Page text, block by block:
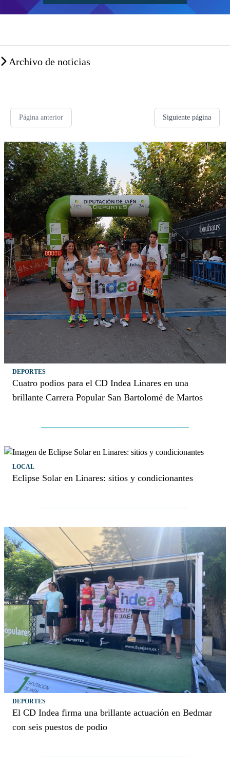
Archivo de noticias
Página anterior Siguiente página
DEPORTES
Cuatro podios para el CD Indea Linares en una
brillante Carrera Popular San Bartolomé de Martos
LOCAL
Eclipse Solar en Linares: sitios y condicionantes
DEPORTES
El CD Indea firma una brillante actuación en Bedmar
con seis puestos de podio